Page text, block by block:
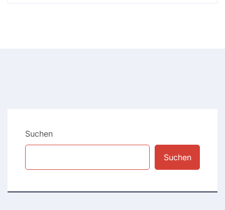
Suchen
Suchen